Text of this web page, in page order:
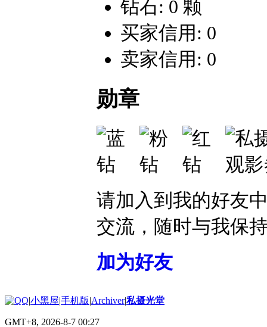
钻石: 0 颗
买家信用: 0
卖家信用: 0
勋章
请加入到我的好友
交流，随时与我保
加为好友
|小黑屋|手机版|Archiver|私摄光堂
GMT+8, 2026-8-7 00:27